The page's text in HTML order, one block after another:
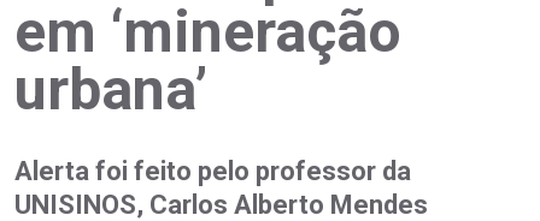
em ‘mineração
urbana’
Alerta foi feito pelo professor da
UNISINOS, Carlos Alberto Mendes